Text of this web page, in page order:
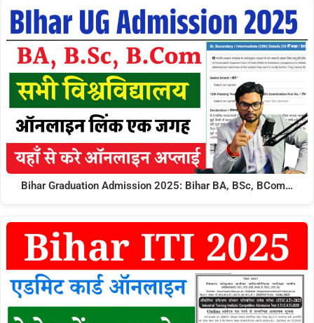
Bihar Graduation Admission 2025: Bihar BA, BSc, BCom…